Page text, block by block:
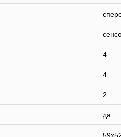
4
4
2
да